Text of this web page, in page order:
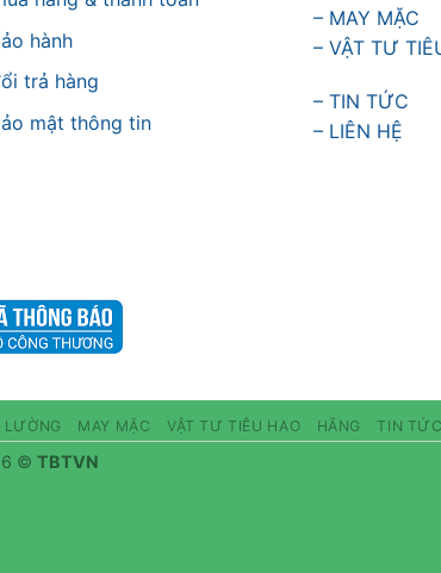
hành
trả hàng
mật thông tin
– MAY MẶC
– VẬT TƯ
– TIN TỨC
– LIÊN HỆ
MAY MẶC VẬT TƯ TIÊU HAO HÃNG TIN TỨC
© TBTVN